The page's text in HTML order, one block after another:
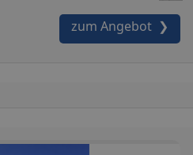
zum Angebot ❯